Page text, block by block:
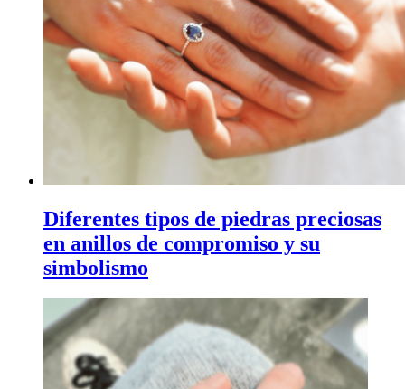
Diferentes tipos de piedras preciosas
en anillos de compromiso y su
simbolismo